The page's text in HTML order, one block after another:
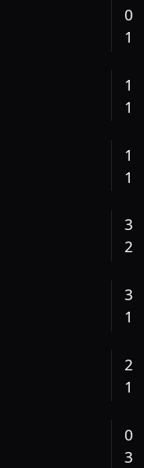
0
1
1
1
1
1
3
2
3
1
2
1
0
3